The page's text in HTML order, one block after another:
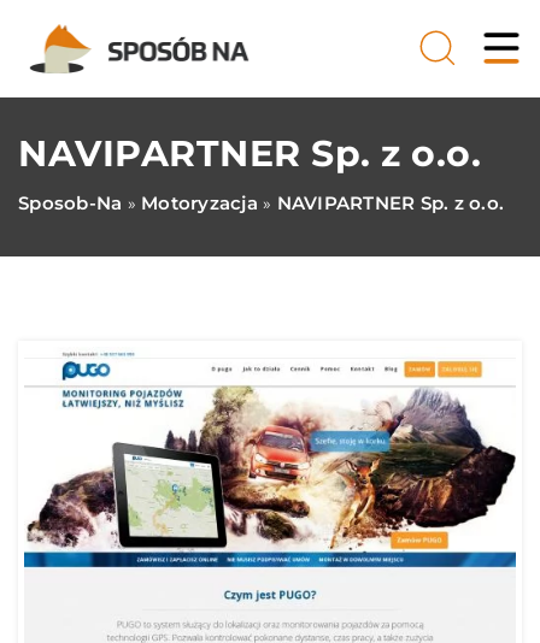
NAVIPARTNER Sp. z o.o.
Sposob-Na » Motoryzacja » NAVIPARTNER Sp. z o.o.